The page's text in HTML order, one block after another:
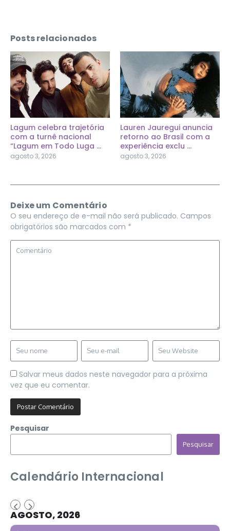
Posts relacionados
Lagum celebra trajetória
com a turnê nacional
“Lagum em Todo Luga ...
agosto 3, 2026
Lauren Jauregui anuncia
retorno ao Brasil com a
experiência exclu ...
agosto 3, 2026
Deixe um Comentário
O seu endereço de e-mail não será publicado. Campos
obrigatórios são marcados com *
Salvar meus dados neste navegador para a próxima
vez que eu comentar.
Pesquisar
Pesquisar
Calendário Internacional
AGOSTO, 2026